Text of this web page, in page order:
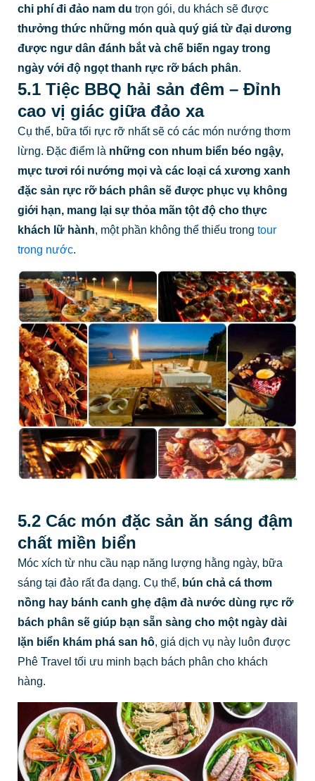
chi phí đi đảo nam du trọn gói, du khách sẽ được
thưởng thức những món quà quý giá từ đại dương
được ngư dân đánh bắt và chế biến ngay trong
ngày với độ ngọt thanh rực rỡ bách phân.
5.1 Tiệc BBQ hải sản đêm – Đỉnh
cao vị giác giữa đảo xa
Cụ thể, bữa tối rực rỡ nhất sẽ có các món nướng thơm
lừng. Đặc điểm là những con nhum biển béo ngậy,
mực tươi rói nướng mọi và các loại cá xương xanh
đặc sản rực rỡ bách phân sẽ được phục vụ không
giới hạn, mang lại sự thỏa mãn tột độ cho thực
khách lữ hành, một phần không thể thiếu trong tour
trong nước.
5.2 Các món đặc sản ăn sáng đậm
chất miền biển
Móc xích từ nhu cầu nạp năng lượng hằng ngày, bữa
sáng tại đảo rất đa dạng. Cụ thể, bún chả cá thơm
nồng hay bánh canh ghẹ đậm đà nước dùng rực rỡ
bách phân sẽ giúp bạn sẵn sàng cho một ngày dài
lặn biển khám phá san hô, giá dịch vụ này luôn được
Phê Travel tối ưu minh bạch bách phân cho khách
hàng.